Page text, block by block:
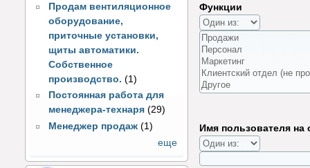
Продам вентиляционное
оборудование,
приточные установки,
щиты автоматики.
Собственное
производство. (1)
Постоянная работа для
менеджера-технаря (29)
Менеджер продаж (1)
еще
Функции
Имя пользователя на